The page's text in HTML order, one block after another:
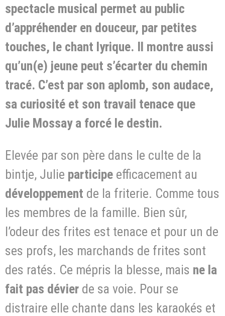
spectacle musical permet au public
d’appréhender en douceur, par petites
touches, le chant lyrique. Il montre aussi
qu’un(e) jeune peut s’écarter du chemin
tracé. C’est par son aplomb, son audace,
sa curiosité et son travail tenace que
Julie Mossay a forcé le destin.
Elevée par son père dans le culte de la
bintje, Julie participe efficacement au
développement de la friterie. Comme tous
les membres de la famille. Bien sûr,
l’odeur des frites est tenace et pour un de
ses profs, les marchands de frites sont
des ratés. Ce mépris la blesse, mais ne la
fait pas dévier de sa voie. Pour se
distraire elle chante dans les karaokés et